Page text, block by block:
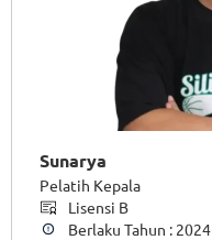
Sunarya
Pelatih Kepala
Lisensi B
Berlaku Tahun : 2024